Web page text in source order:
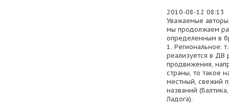
2010-08-12 08:13
Уважаемые
мы продолжаем
определенным в
1. Региональное:
реализуется в ДВ
продвижения,
страны, то такое
местный, свежий
названий
Ладога).